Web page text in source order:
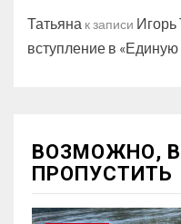
Татьяна к записи Игорь
вступление в
ВОЗМОЖНО,
ПРОПУСТИТЬ